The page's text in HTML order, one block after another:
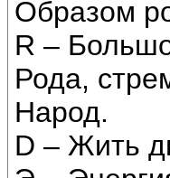
Образом
R –
Рода,
Народ.
D – Жить